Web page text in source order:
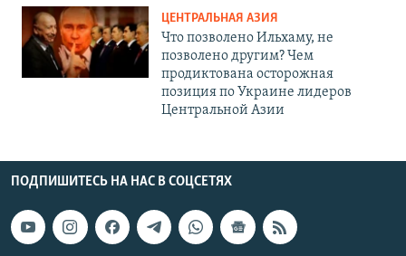
ЦЕНТРАЛЬНАЯ АЗИЯ
Что позволено Ильхаму, не
позволено другим? Чем
продиктована осторожная
позиция по Украине лидеров
Центральной Азии
ПОДПИШИТЕСЬ НА НАС В СОЦСЕТЯХ